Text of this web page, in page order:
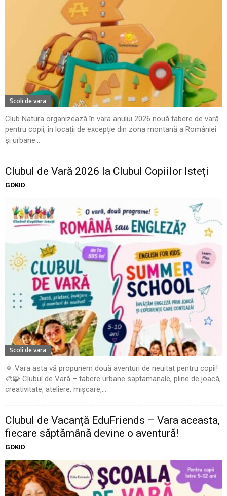
Scoli de vara
Club Natura organizează în vara anului 2026 nouă tabere de vară
pentru copii, în locații de excepție din zona montană a României
și urbane...
Clubul de Vară 2026 la Clubul Copiilor Isteți
GOKID
Scoli de vara
🌞 Vara asta vă propunem două aventuri de neuitat pentru copii!
🎨🧩 Clubul de Vară – tabere urbane saptamanale, pline de joacă,
creativitate, ateliere, mișcare,...
Clubul de Vacanță EduFriends – Vara aceasta,
fiecare săptămână devine o aventură!
GOKID